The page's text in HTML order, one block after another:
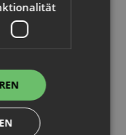
Palettenregal
m | L 5,7 m | T 1,1 m | 30 P...